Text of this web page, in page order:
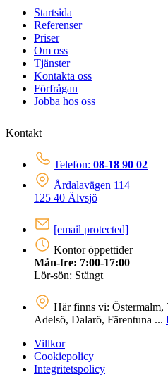
Startsida
Referenser
Priser
Om oss
Tjänster
Kontakta oss
Förfrågan
Jobba hos oss
Kontakt
Telefon: 08-18 90 02
Årdalavägen 114
125 40 Älvsjö
[email protected]
Kontor öppettider
Mån-fre: 7:00-17:00
Lör-sön: Stängt
Här finns vi: Östermalm,
Adelsö, Dalarö, Färentuna ...
Villkor
Cookiepolicy
Integritetspolicy